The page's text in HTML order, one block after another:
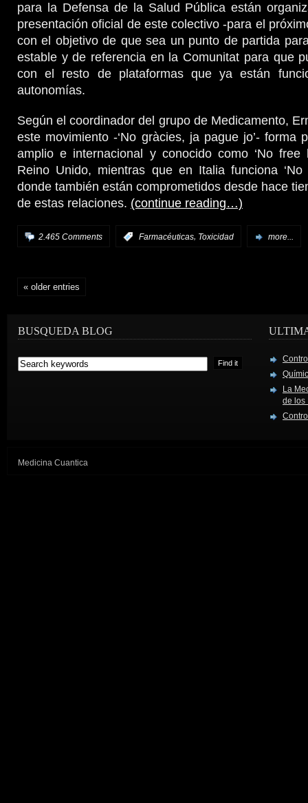
para la Defensa de la Salud Pública están
presentación oficial de este colectivo -para el
con el objetivo de que sea un punto de partida
estable y de referencia en la Comunitat para que
con el resto de plataformas que ya están
autonomías.
Según el coordinador del grupo de Medicamento,
este movimiento -‘No gràcies, ja pague jo’- forma
amplio e internacional y conocido como ‘No free
Reino Unido, mientras que en Italia funciona ‘No
donde también están comprometidos desde hace
de estas relaciones. (continue reading…)
2.465 Comments Farmacéuticas, Toxicidad more...
« older entries
BUSQUEDA BLOG
La
de los
Medicina Cuantica